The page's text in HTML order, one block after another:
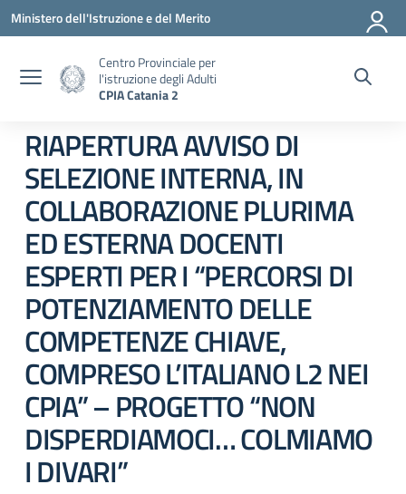
Vai ai contenuti
Vai al menu di navigazione
Vai al footer
Ministero dell'Istruzione e del Merito
Centro Provinciale per
l'istruzione degli Adulti
CPIA Catania 2
RIAPERTURA AVVISO DI
SELEZIONE INTERNA, IN
COLLABORAZIONE PLURIMA
ED ESTERNA DOCENTI
ESPERTI PER I “PERCORSI DI
POTENZIAMENTO DELLE
COMPETENZE CHIAVE,
COMPRESO L’ITALIANO L2 NEI
CPIA” – PROGETTO “NON
DISPERDIAMOCI… COLMIAMO
I DIVARI”